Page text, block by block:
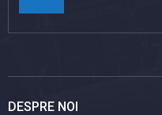
DESPRE NOI